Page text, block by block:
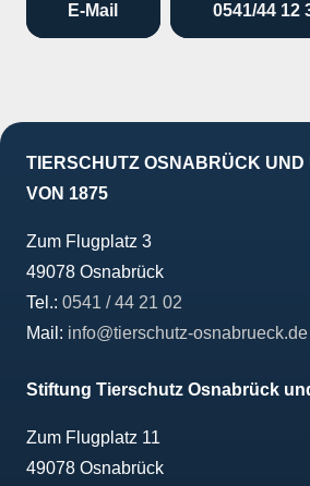
E-Mail 0541/44 12
TIERSCHUTZ OSNABRÜCK UND
VON 1875
Zum Flugplatz 3
49078 Osnabrück
Tel.: 0541 / 44 21 02
Mail: info@tierschutz-osnabrueck.de
Stiftung Tierschutz Osnabrück
Zum Flugplatz 11
49078 Osnabrück